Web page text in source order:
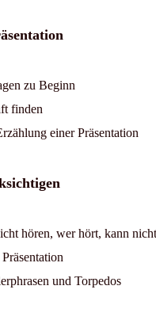
zu Beginn
finden
einer Präsentation
hören, wer hört, kann
und Torpedos